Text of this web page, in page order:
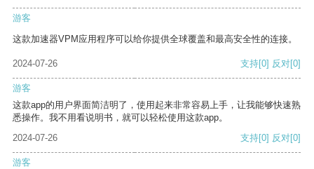
游客
这款加速器VPM应用程序可以给你提供全球覆盖和最高安全性的连接。
2024-07-26 支持[0] 反对[0]
游客
这款app的用户界面简洁明了，使用起来非常容易上手，让我能够快速熟
悉操作。我不用看说明书，就可以轻松使用这款app。
2024-07-26
支持[0] 反对[0]
游客